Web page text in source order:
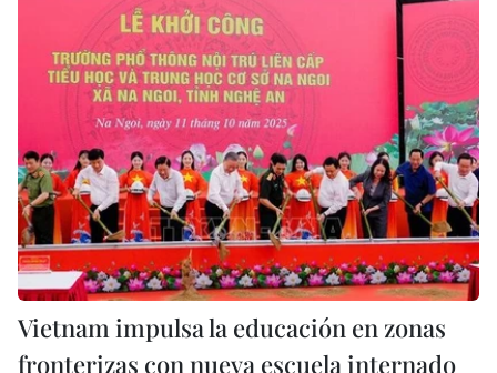
Vietnam impulsa la educación en zonas
fronterizas con nueva escuela internado